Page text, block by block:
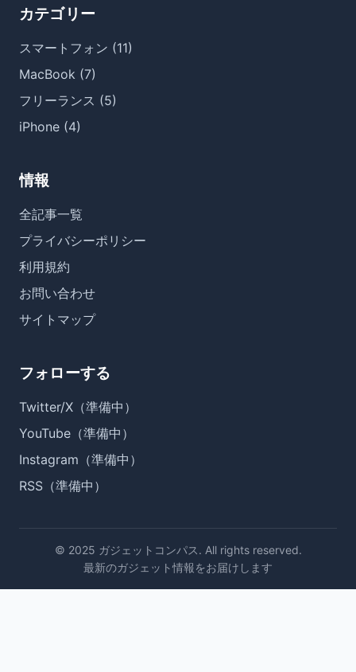
カテゴリー
スマートフォン (11)
MacBook (7)
フリーランス (5)
iPhone (4)
情報
全記事一覧
プライバシーポリシー
利用規約
お問い合わせ
サイトマップ
フォローする
Twitter/X（準備中）
YouTube（準備中）
Instagram（準備中）
RSS（準備中）
© 2025 ガジェットコンパス. All rights reserved.
最新のガジェット情報をお届けします